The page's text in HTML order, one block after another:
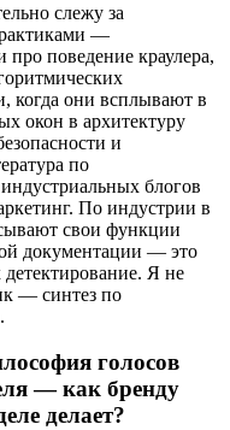
слежу за
—
поведение краулера,
когда они всплывают в
окон в архитектуру
и
по
блогов
По индустрии в
свои функции
документации — это
Я не
— синтез по
голосов
— как бренду
делает?